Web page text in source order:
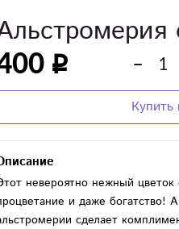
Купить
невероятно нежный цветок
и даже богатство!
сделает